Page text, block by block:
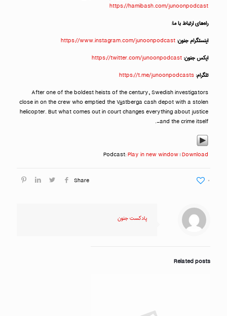
https://hamibash.com/junoonpodcast
راه‌های ارتباط با ما:
اینستگرام جنون: https://www.instagram.com/junoonpodcast
ایکس جنون: https://twitter.com/junoonpodcast
تلگرام: https://t.me/junoonpodcasts
After one of the boldest heists of the century, Swedish investigators
close in on the crew who emptied the Västberga cash depot with a stolen
helicopter. But what comes out in court changes everything about justice
—and the crime itself.
Podcast:Play in new window|Download
Share ۰
پادکست جنون
Related posts